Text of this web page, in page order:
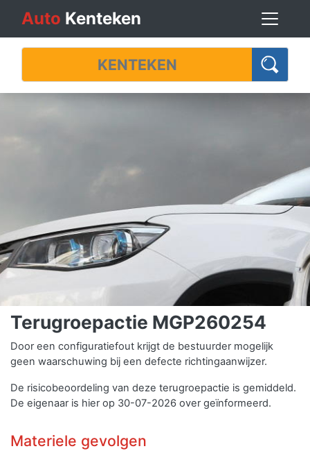
Auto Kenteken
Terugroepactie MGP260254
Door een configuratiefout krijgt de bestuurder mogelijk
geen waarschuwing bij een defecte richtingaanwijzer.
De risicobeoordeling van deze terugroepactie is gemiddeld.
De eigenaar is hier op 30-07-2026 over geïnformeerd.
Materiele gevolgen